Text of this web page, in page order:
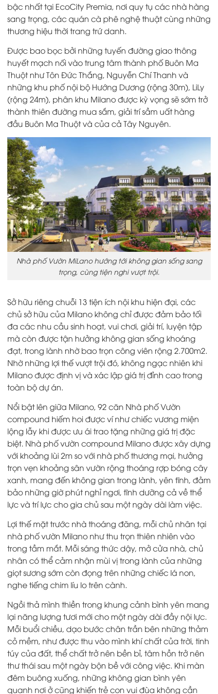
bậc nhất tại EcoCity Premia, nơi quy tụ các nhà hàng
sang trọng, các quán cà phê nghệ thuật cùng những
thương hiệu thời trang trứ danh.
Được bao bọc bởi những tuyến đường giao thông
huyết mạch nối vào trung tâm thành phố Buôn Ma
Thuột như Tôn Đức Thắng, Nguyễn Chí Thanh và
những khu phố nội bộ Hướng Dương (rộng 30m), LiLy
(rộng 24m), phân khu Milano được kỳ vọng sẽ sớm trở
thành thiên đường mua sắm, giải trí sầm uất hàng
đầu Buôn Ma Thuột và của cả Tây Nguyên.
Nhà phố Vườn MiLano hướng tới không gian sống sang
trọng, cùng tiện nghi vượt trội.
Sở hữu riêng chuỗi 13 tiện ích nội khu hiện đại, các
chủ sở hữu của Milano không chỉ được đảm bảo tối
đa các nhu cầu sinh hoạt, vui chơi, giải trí, luyện tập
mà còn được tận hưởng không gian sống khoáng
đạt, trong lành nhờ bao trọn công viên rộng 2.700m2.
Nhờ những lợi thế vượt trội đó, không ngạc nhiên khi
Milano được định vị và xác lập giá trị đỉnh cao trong
toàn bộ dự án.
Nổi bật lên giữa Milano, 92 căn Nhà phố Vườn
compound hiếm hoi được ví như chiếc vương miện
lộng lẫy khi được ưu ái trao tặng những giá trị đặc
biệt. Nhà phố vườn compound Milano được xây dựng
với khoảng lùi 2m so với nhà phố thương mại, hưởng
trọn vẹn khoảng sân vườn rộng thoáng rợp bóng cây
xanh, mang đến không gian trong lành, yên tĩnh, đảm
bảo những giờ phút nghỉ ngơi, tĩnh dưỡng cả về thể
lực và trí lực cho gia chủ sau một ngày dài làm việc.
Lợi thế mặt trước nhà thoáng đãng, mỗi chủ nhân tại
nhà phố vườn Milano như thu trọn thiên nhiên vào
trong tầm mắt. Mỗi sáng thức dậy, mở cửa nhà, chủ
nhân có thể cảm nhận mùi vị trong lành của những
giọt sương sớm còn đọng trên những chiếc lá non,
nghe tiếng chim líu lo trên cành.
Ngồi thả mình thiền trong khung cảnh bình yên mang
lại năng lượng tươi mới cho một ngày dài đầy nội lực.
Mỗi buổi chiều, dạo bước chân trần bên những thảm
cỏ mềm, như được thu vào mình khí chất của trời, tinh
túy của đất, thể chất trở nên bền bỉ, tâm hồn trở nên
thư thái sau một ngày bộn bề với công việc. Khi màn
đêm buông xuống, những không gian bình yên
quanh nơi ở cũng khiến trẻ con vui đùa không cần